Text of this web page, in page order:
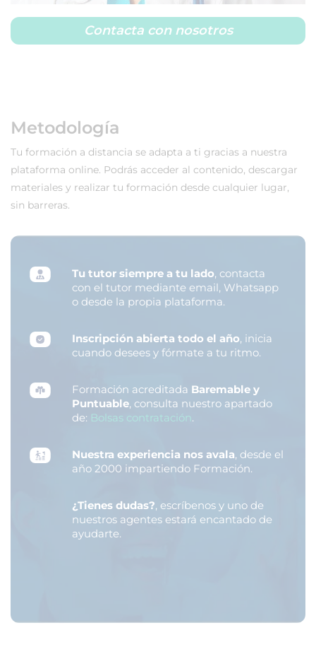
Contacta con nosotros
Metodología
Tu formación a distancia se adapta a ti gracias a nuestra
plataforma online. Podrás acceder al contenido, descargar
materiales y realizar tu formación desde cualquier lugar,
sin barreras.
Tu tutor siempre a tu lado, contacta
con el tutor mediante email, Whatsapp
o desde la propia plataforma.
Inscripción abierta todo el año, inicia
cuando desees y fórmate a tu ritmo.
Formación acreditada Baremable y
Puntuable, consulta nuestro apartado
de: Bolsas contratación.
Nuestra experiencia nos avala, desde el
año 2000 impartiendo Formación.
¿Tienes dudas?, escríbenos y uno de
nuestros agentes estará encantado de
ayudarte.